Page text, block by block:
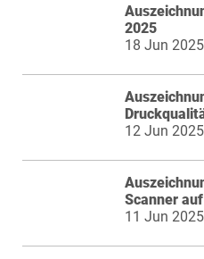
2025
18 Jun 2025
12 Jun 2025
Scanner
11 Jun 2025